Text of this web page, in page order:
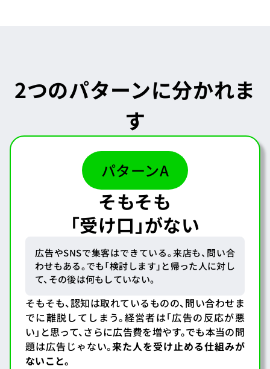
2つのパターンに分かれま
す
パターンA
そもそも
「受け口」がない
広告やSNSで集客はできている。来店も、問い合
わせもある。でも「検討します」と帰った人に対し
て、その後は何もしていない。
そもそも、認知は取れているものの、問い合わせま
でに離脱してしまう。経営者は「広告の反応が悪
い」と思って、さらに広告費を増やす。でも本当の問
題は広告じゃない。来た人を受け止める仕組みが
ないこと。